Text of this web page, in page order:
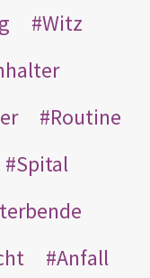
Witz
Routine
Spital
Anfall